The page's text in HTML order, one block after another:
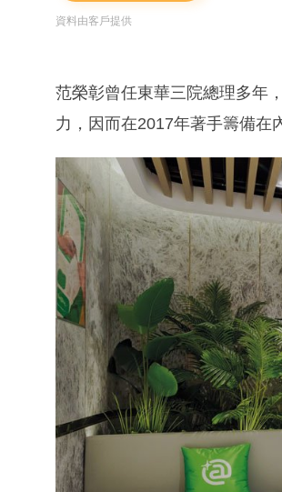
資料由客戶提供
范榮彰曾任東華三院總理多年
力，因而在2017年著手籌備在